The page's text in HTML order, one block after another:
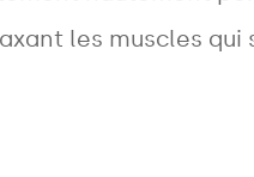
les muscles qui